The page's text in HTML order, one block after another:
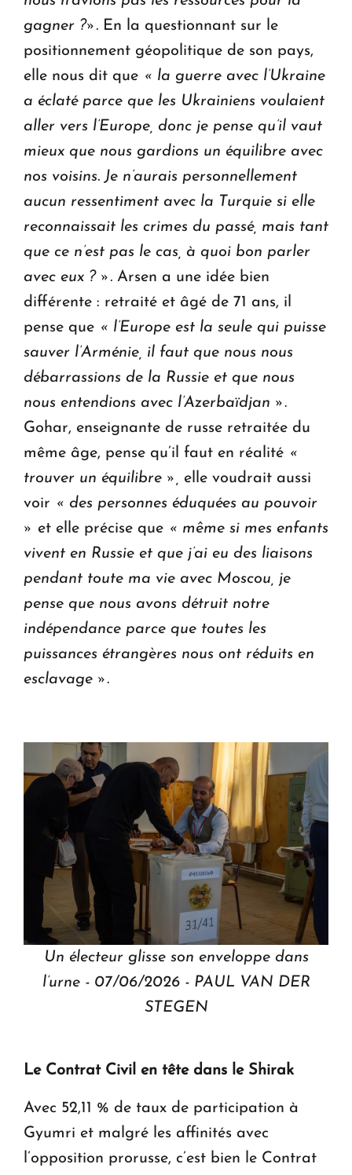
gagner ?». En la questionnant sur le
positionnement géopolitique de son pays,
elle nous dit que « la guerre avec l’Ukraine
a éclaté parce que les Ukrainiens voulaient
aller vers l’Europe, donc je pense qu’il vaut
mieux que nous gardions un équilibre avec
nos voisins. Je n’aurais personnellement
aucun ressentiment avec la Turquie si elle
reconnaissait les crimes du passé, mais tant
que ce n’est pas le cas, à quoi bon parler
avec eux ? ». Arsen a une idée bien
différente : retraité et âgé de 71 ans, il
pense que « l’Europe est la seule qui puisse
sauver l’Arménie, il faut que nous nous
débarrassions de la Russie et que nous
nous entendions avec l’Azerbaïdjan ».
Gohar, enseignante de russe retraitée du
même âge, pense qu’il faut en réalité «
trouver un équilibre », elle voudrait aussi
voir « des personnes éduquées au pouvoir
» et elle précise que « même si mes enfants
vivent en Russie et que j’ai eu des liaisons
pendant toute ma vie avec Moscou, je
pense que nous avons détruit notre
indépendance parce que toutes les
puissances étrangères nous ont réduits en
esclavage ».
Un électeur glisse son enveloppe dans
l’urne - 07/06/2026 - PAUL VAN DER
STEGEN
Le Contrat Civil en tête dans le Shirak
Avec 52,11 % de taux de participation à
Gyumri et malgré les affinités avec
l’opposition prorusse, c’est bien le Contrat